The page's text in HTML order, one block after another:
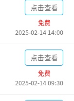
点击查看
免费
2025-02-14 14:00
点击查看
免费
2025-02-14 09:30